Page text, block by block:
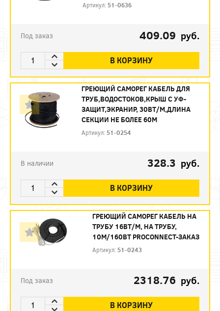
Артикул: 51-0636
Под заказ 409.09 руб.
В КОРЗИНУ
ГРЕЮЩИЙ САМОРЕГ КАБЕЛЬ ДЛЯ
ТРУБ,ВОДОСТОКОВ,КРЫШ С УФ-
ЗАЩИТ,ЭКРАНИР, 30ВТ/М,ДЛИНА
СЕКЦИИ НЕ БОЛЕЕ 60М
Артикул: 51-0254
В наличии 328.3 руб.
В КОРЗИНУ
ГРЕЮЩИЙ САМОРЕГ КАБЕЛЬ НА
ТРУБУ 16ВТ/М, НА ТРУБУ,
10М/160ВТ PROCONNECT-ЗАКАЗ
Артикул: 51-0243
Под заказ 2318.76 руб.
В КОРЗИНУ